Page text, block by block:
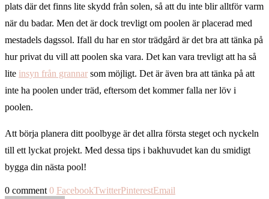
plats där det finns lite skydd från solen, så att du inte blir alltför varm
när du badar. Men det är dock trevligt om poolen är placerad med
mestadels dagssol. Ifall du har en stor trädgård är det bra att tänka på
hur privat du vill att poolen ska vara. Det kan vara trevligt att ha så
lite insyn från grannar som möjligt. Det är även bra att tänka på att
inte ha poolen under träd, eftersom det kommer falla ner löv i
poolen.
Att börja planera ditt poolbyge är det allra första steget och nyckeln
till ett lyckat projekt. Med dessa tips i bakhuvudet kan du smidigt
bygga din nästa pool!
0 comment 0 FacebookTwitterPinterestEmail